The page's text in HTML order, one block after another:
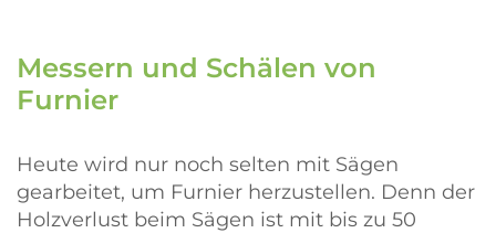
Messern und Schälen von
Furnier
Heute wird nur noch selten mit Sägen
gearbeitet, um Furnier herzustellen. Denn der
Holzverlust beim Sägen ist mit bis zu 50